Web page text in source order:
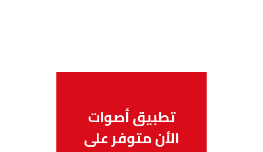
تطبيق أصوات
الأن متوفر على